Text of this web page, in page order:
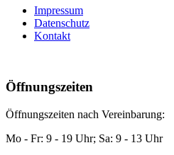
Impressum
Datenschutz
Kontakt
Öffnungszeiten
Öffnungszeiten nach Vereinbarung:
Mo - Fr: 9 - 19 Uhr; Sa: 9 - 13 Uhr